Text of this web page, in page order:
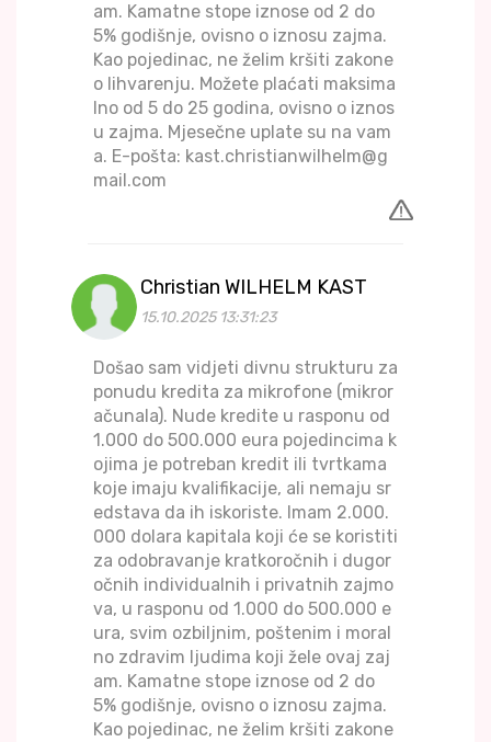
am. Kamatne stope iznose od 2 do
5% godišnje, ovisno o iznosu zajma.
Kao pojedinac, ne želim kršiti zakone
o lihvarenju. Možete plaćati maksima
lno od 5 do 25 godina, ovisno o iznos
u zajma. Mjesečne uplate su na vam
a. E-pošta: kast.christianwilhelm@g
mail.com
Christian WILHELM KAST
15.10.2025 13:31:23
Došao sam vidjeti divnu strukturu za
ponudu kredita za mikrofone (mikror
ačunala). Nude kredite u rasponu od
1.000 do 500.000 eura pojedincima k
ojima je potreban kredit ili tvrtkama
koje imaju kvalifikacije, ali nemaju sr
edstava da ih iskoriste. Imam 2.000.
000 dolara kapitala koji će se koristiti
za odobravanje kratkoročnih i dugor
očnih individualnih i privatnih zajmo
va, u rasponu od 1.000 do 500.000 e
ura, svim ozbiljnim, poštenim i moral
no zdravim ljudima koji žele ovaj zaj
am. Kamatne stope iznose od 2 do
5% godišnje, ovisno o iznosu zajma.
Kao pojedinac, ne želim kršiti zakone